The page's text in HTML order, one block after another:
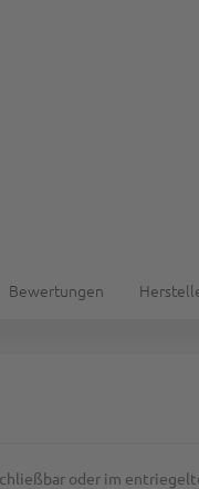
Bewertungen
oder im